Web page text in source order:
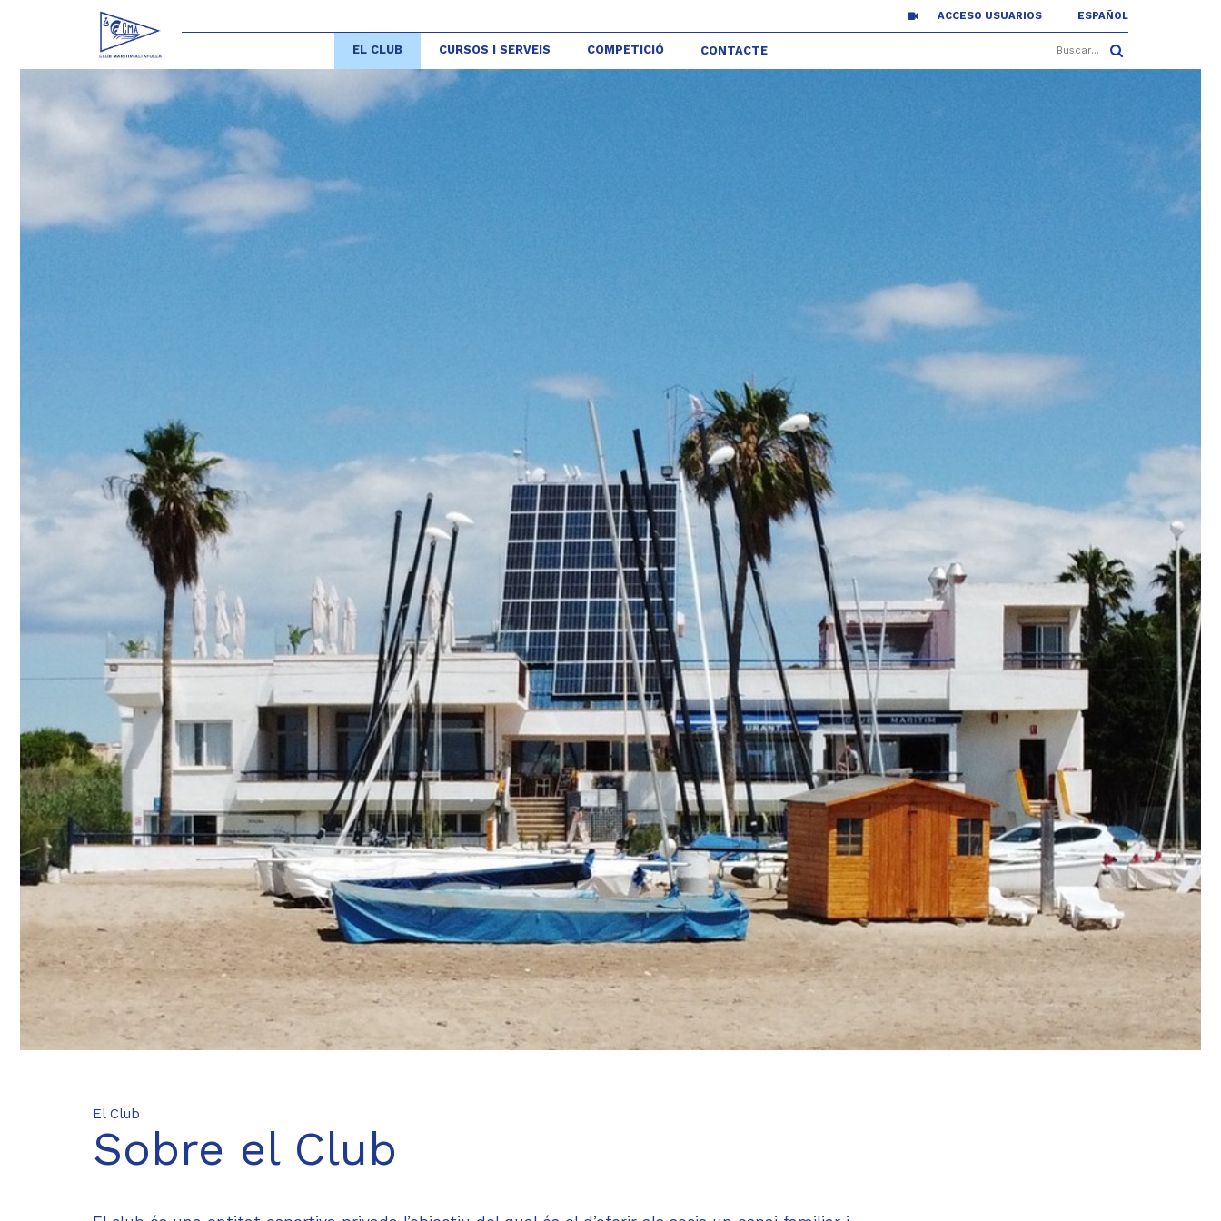
ACCESO USUARIOS ESPAÑOL
EL CLUB CURSOS I SERVEIS COMPETICIÓ CONTACTE
El Club
Sobre el Club